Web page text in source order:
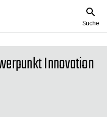
Suche
Innovation